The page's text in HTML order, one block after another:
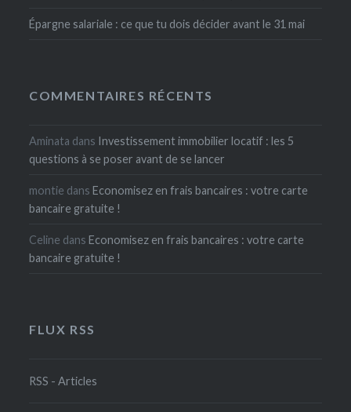
Épargne salariale : ce que tu dois décider avant le 31 mai
COMMENTAIRES RÉCENTS
Aminata dans Investissement immobilier locatif : les 5
questions à se poser avant de se lancer
montie dansEconomisez en frais bancaires : votre carte
bancaire gratuite !
Celine dansEconomisez en frais bancaires : votre carte
bancaire gratuite !
FLUX RSS
RSS - Articles